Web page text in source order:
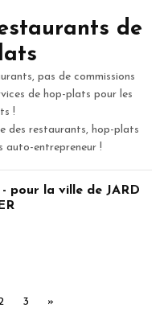
de
pas de commissions
de hop-plats pour les
!
des restaurants, hop-plats
auto-entrepreneur !
pour la ville de JARD
3 »